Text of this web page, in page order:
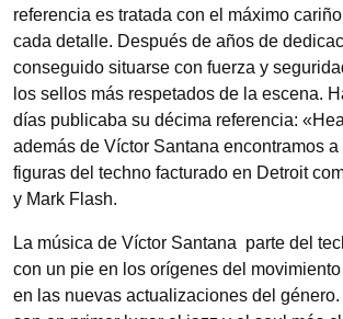
referencia es tratada con el máximo
cada detalle. Después de años de
conseguido situarse con fuerza y
los sellos más respetados de la escena.
días publicaba su décima referencia:
además de Víctor Santana encontramos
figuras del techno facturado en Detroit
y Mark Flash.
La música de Víctor Santana parte del
con un pie en los orígenes del
en las nuevas actualizaciones del